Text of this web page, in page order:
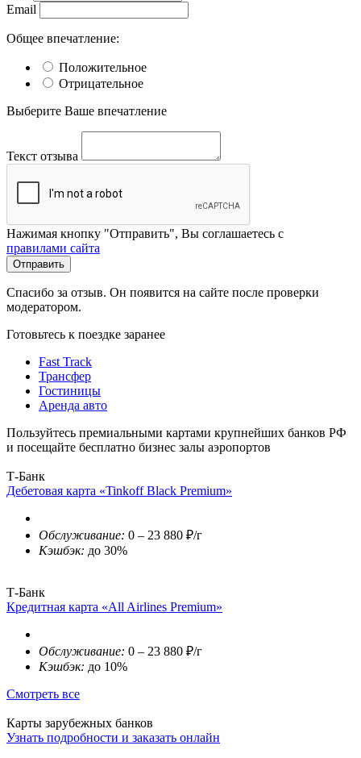
Email
Общее впечатление:
Положительное
Отрицательное
Выберите Ваше впечатление
Текст отзыва
Нажимая кнопку "Отправить", Вы соглашаетесь с
правилами сайта
Отправить
Спасибо за отзыв. Он появится на сайте после проверки
модератором.
Готовьтесь к поездке заранее
Fast Track
Трансфер
Гостиницы
Аренда авто
Пользуйтесь премиальными картами крупнейших банков РФ
и посещайте бесплатно бизнес залы аэропортов
Т-Банк
Дебетовая карта «Tinkoff Black Premium»
Обслуживание: 0 – 23 880 ₽/г
Кэшбэк: до 30%
Т-Банк
Кредитная карта «All Airlines Premium»
Обслуживание: 0 – 23 880 ₽/г
Кэшбэк: до 10%
Смотреть все
Карты зарубежных банков
Узнать подробности и заказать онлайн